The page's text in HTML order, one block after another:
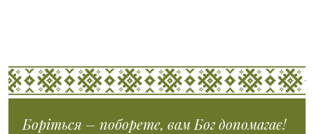
Боріться – поборете, вам Бог допомагає!